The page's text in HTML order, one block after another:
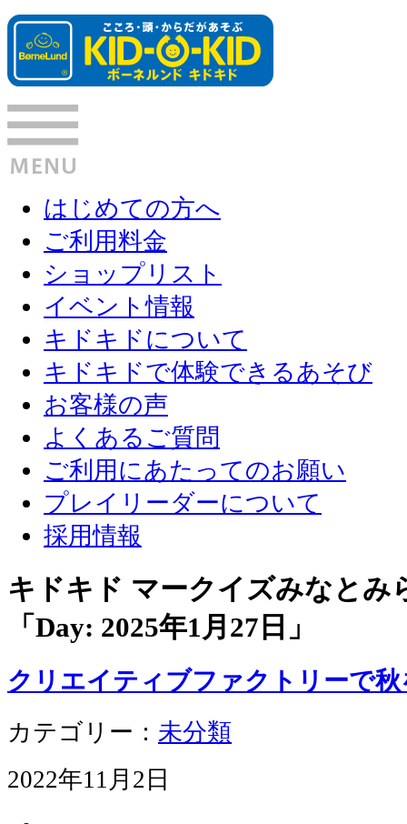
はじめての方へ
ご利用料金
ショップリスト
イベント情報
キドキドについて
キドキドで体験できるあそび
お客様の声
よくあるご質問
ご利用にあたってのお願い
プレイリーダーについて
採用情報
キドキド マークイズみなと
「Day: 2025年1月27日 」
クリエイティブファクトリーで
カテゴリー： 未分類
2022年11月2日